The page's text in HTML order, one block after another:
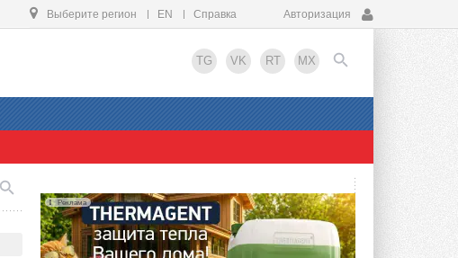
Выберите регион EN Справка Авторизация
TG VK RT MX
EN
Реклама